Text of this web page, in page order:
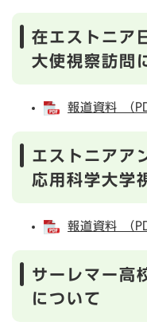
在エストニア
大使視察訪問
報道資料 （
エストニアア
応用科学大学
報道資料 （
サーレマー高
について